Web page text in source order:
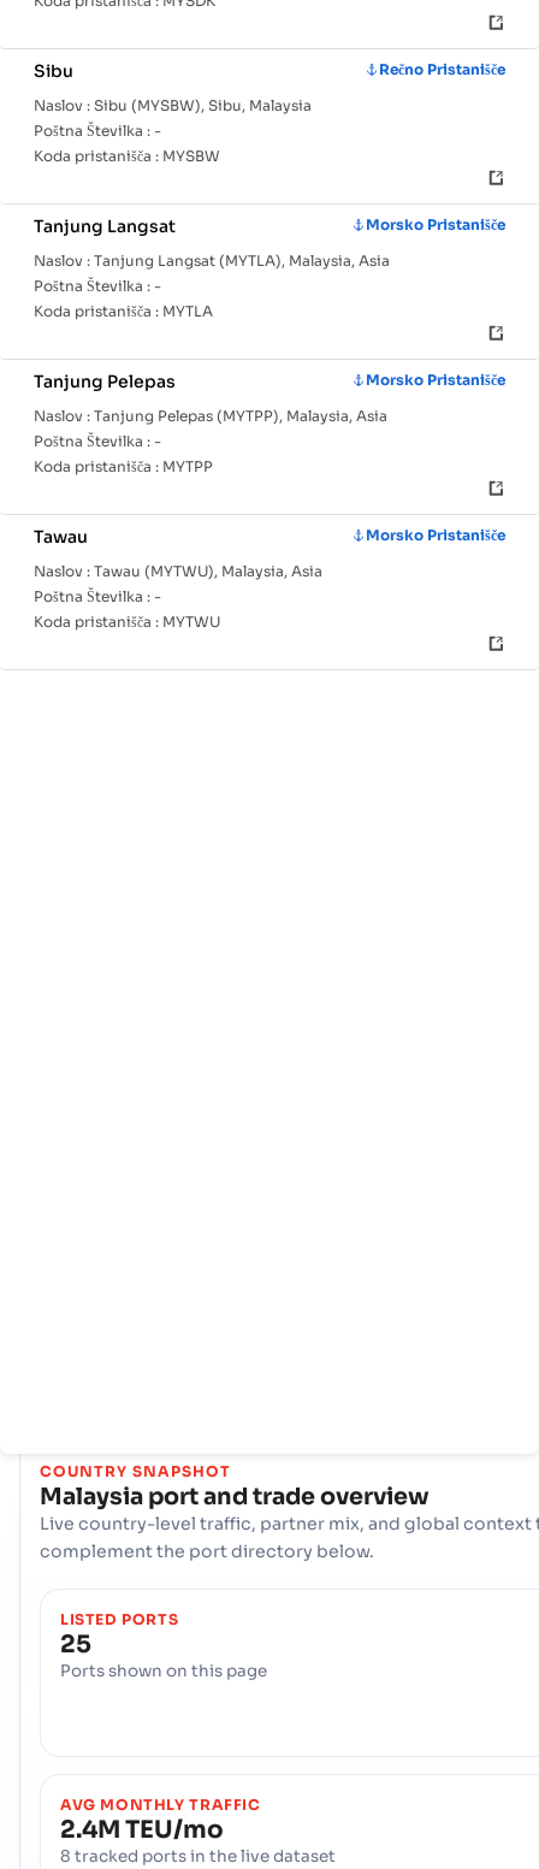
Sibu
Rečno Pristanišče
Naslov : Sibu (MYSBW), Sibu, Malaysia
Poštna Številka : -
Koda pristanišča : MYSBW
Tanjung Langsat
Morsko Pristanišče
Naslov : Tanjung Langsat (MYTLA), Malaysia, Asia
Poštna Številka : -
Koda pristanišča : MYTLA
Tanjung Pelepas
Morsko Pristanišče
Naslov : Tanjung Pelepas (MYTPP), Malaysia, Asia
Poštna Številka : -
Koda pristanišča : MYTPP
Tawau
Morsko Pristanišče
Naslov : Tawau (MYTWU), Malaysia, Asia
Poštna Številka : -
Koda pristanišča : MYTWU
COUNTRY SNAPSHOT
Malaysia port and trade overview
Live country-level traffic, partner mix, and global context
complement the port directory below.
LISTED PORTS
25
Ports shown on this page
AVG MONTHLY TRAFFIC
2.4M TEU/mo
8 tracked ports in the live dataset